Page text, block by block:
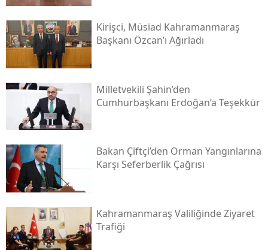
Kirişci, Müsi̇ad Kahramanmaraş
Başkanı Özcan’ı Ağırladı
Milletvekili Şahin’den
Cumhurbaşkanı Erdoğan’a Teşekkür
Bakan Çiftçi’den Orman Yangınlarına
Karşı Seferberlik Çağrısı
Kahramanmaraş Valiliğinde Ziyaret
Trafiği